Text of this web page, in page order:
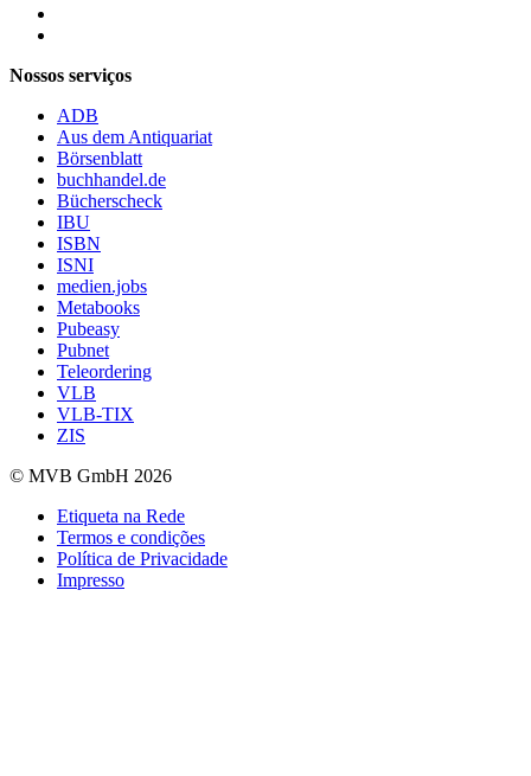
Nossos serviços
ADB
Aus dem Antiquariat
Börsenblatt
buchhandel.de
Bücherscheck
IBU
ISBN
ISNI
medien.jobs
Metabooks
Pubeasy
Pubnet
Teleordering
VLB
VLB-TIX
ZIS
© MVB GmbH 2026
Etiqueta na Rede
Termos e condições
Política de Privacidade
Impresso